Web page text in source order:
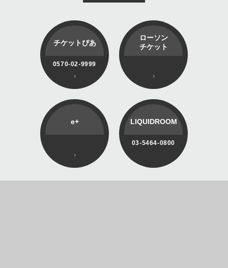
チケットぴあ
0570-02-9999
ローソン
チケット
e+ LIQUIDROOM
03-5464-0800